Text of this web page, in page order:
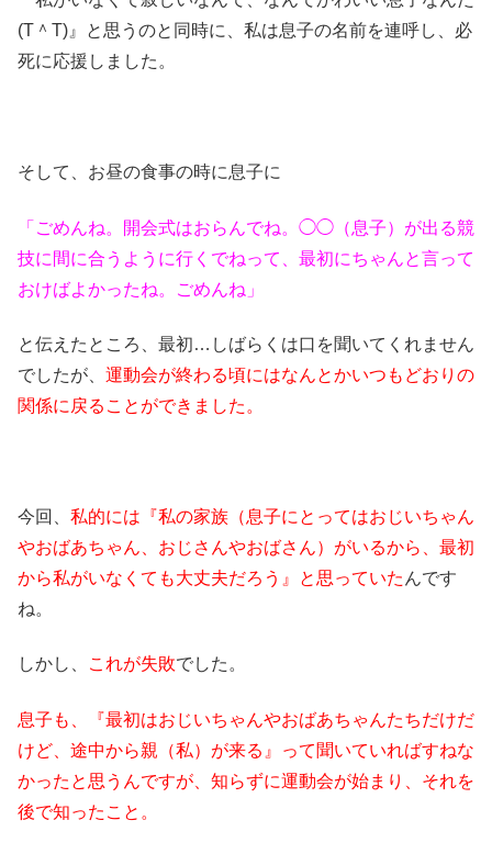
(T＾T)』と思うのと同時に、私は息子の名前を連呼し、必
死に応援しました。
そして、お昼の食事の時に息子に
「ごめんね。開会式はおらんでね。◯◯（息子）が出る競
技に間に合うように行くでねって、最初にちゃんと言って
おけばよかったね。ごめんね」
と伝えたところ、最初…しばらくは口を聞いてくれません
でしたが、 運動会が終わる頃にはなんとかいつもどおりの
関係に戻ることができました。
今回、 私的には『私の家族（息子にとってはおじいちゃん
やおばあちゃん、おじさんやおばさん）がいるから、最初
から私がいなくても大丈夫だろう』と思っていた んです
ね。
しかし、 これが失敗でした。
息子も、『最初はおじいちゃんやおばあちゃんたちだけだ
けど、途中から親（私）が来る』って聞いていればすねな
かったと思うんですが、知らずに運動会が始まり、それを
後で知ったこと。